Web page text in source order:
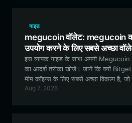
गाइड
megucoin वॉलेट: megucoin
उपयोग करने के लिए सबसे अच्छा
इस व्यापक गाइड के साथ अपनी Megucoin
का आदर्श तरीका खोजें। जानें कि क्यों
मीम कॉइन्स के लिए सबसे अच्छा विकल्प है,
के लिए सुरक्षित, तेज़ और उपयोगकर्ता के
Aug 7, 2026